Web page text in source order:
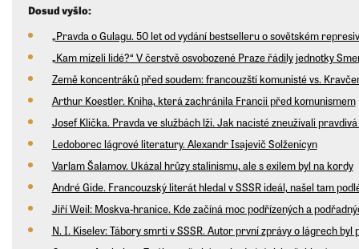
Dosud vyšlo:
„Pravda o Gulagu. 50 let od vydání bestselleru o sovětském
„Kam mizeli lidé?“ V čerstvě osvobozené Praze řádily jednotky
Země koncentráků před soudem: francouzští komunisté vs.
Arthur Koestler. Kniha, která zachránila Francii před komunismem
Josef Klička. Pravda ve službách lži. Jak nacisté zneužívali
Ledoborec lágrové literatury. Alexandr Isajevič Solženicyn
Varlam Šalamov. Ukázal hrůzy stalinismu, ale s exilem byl na kordy
André Gide. Francouzský literát hledal v SSSR ideál, našel tam
Jiří Weil: Moskva-hranice. Kde začíná moc podřízených a
N. I. Kiselev: Tábory smrti v SSSR. Autor první zprávy o lágrech byl